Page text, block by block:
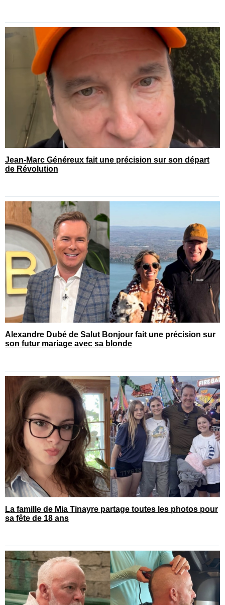
Jean-Marc Généreux fait une précision sur son départ
de Révolution
Alexandre Dubé de Salut Bonjour fait une précision sur
son futur mariage avec sa blonde
La famille de Mia Tinayre partage toutes les photos pour
sa fête de 18 ans